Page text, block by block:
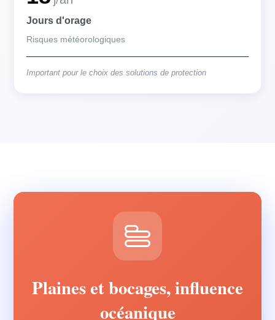
Jours d'orage
Risques météorologiques
Important pour le choix des solutions de protection
Plaines et bocages, influence
océanique